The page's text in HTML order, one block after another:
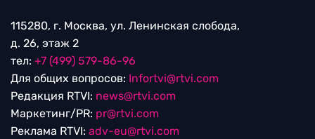
115280, г. Москва, ул. Ленинская слобода,
д. 26, этаж 2
тел: +7 (499) 579-86-96
Для общих вопросов: Infortvi@rtvi.com
Редакция RTVI: news@rtvi.com
Маркетинг/PR: pr@rtvi.com
Реклама RTVI: adv-eu@rtvi.com